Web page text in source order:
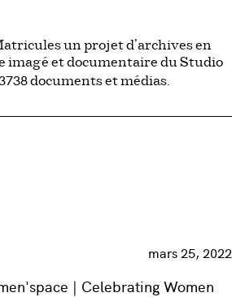
un projet d’archives en
imagé et documentaire du Studio
documents et médias.
mars 25, 2022
| Celebrating Women